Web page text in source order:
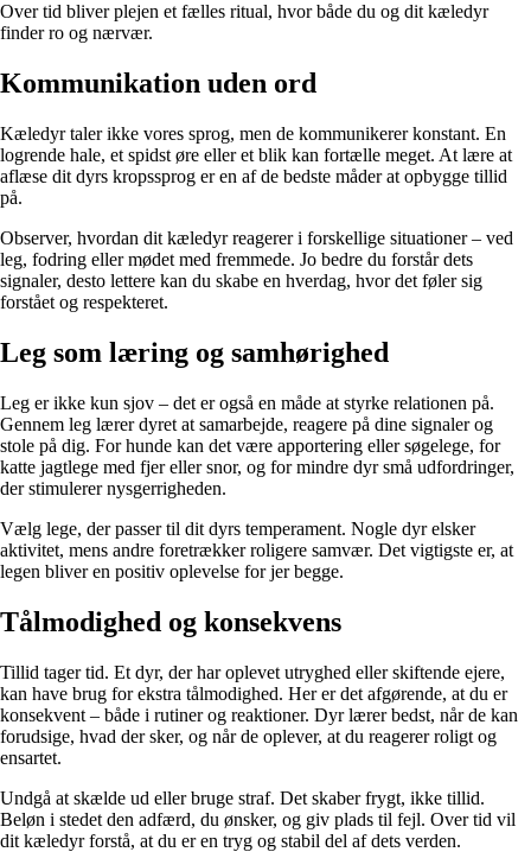
Over tid bliver plejen et fælles ritual, hvor både du og dit kæledyr
finder ro og nærvær.
Kommunikation uden ord
Kæledyr taler ikke vores sprog, men de kommunikerer konstant. En
logrende hale, et spidst øre eller et blik kan fortælle meget. At lære at
aflæse dit dyrs kropssprog er en af de bedste måder at opbygge tillid
på.
Observer, hvordan dit kæledyr reagerer i forskellige situationer – ved
leg, fodring eller mødet med fremmede. Jo bedre du forstår dets
signaler, desto lettere kan du skabe en hverdag, hvor det føler sig
forstået og respekteret.
Leg som læring og samhørighed
Leg er ikke kun sjov – det er også en måde at styrke relationen på.
Gennem leg lærer dyret at samarbejde, reagere på dine signaler og
stole på dig. For hunde kan det være apportering eller søgelege, for
katte jagtlege med fjer eller snor, og for mindre dyr små udfordringer,
der stimulerer nysgerrigheden.
Vælg lege, der passer til dit dyrs temperament. Nogle dyr elsker
aktivitet, mens andre foretrækker roligere samvær. Det vigtigste er, at
legen bliver en positiv oplevelse for jer begge.
Tålmodighed og konsekvens
Tillid tager tid. Et dyr, der har oplevet utryghed eller skiftende ejere,
kan have brug for ekstra tålmodighed. Her er det afgørende, at du er
konsekvent – både i rutiner og reaktioner. Dyr lærer bedst, når de kan
forudsige, hvad der sker, og når de oplever, at du reagerer roligt og
ensartet.
Undgå at skælde ud eller bruge straf. Det skaber frygt, ikke tillid.
Beløn i stedet den adfærd, du ønsker, og giv plads til fejl. Over tid vil
dit kæledyr forstå, at du er en tryg og stabil del af dets verden.